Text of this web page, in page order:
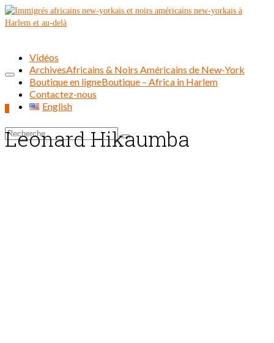
Rechercher :
Vidéos
ArchivesAfricains & Noirs Américains de New-York
Boutique en ligneBoutique – Africa in Harlem
Contactez-nous
English
Leonard Hikaumba